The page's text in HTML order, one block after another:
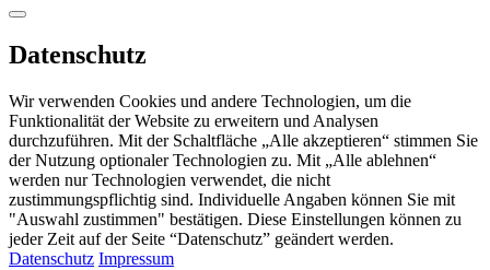
Datenschutz
Wir verwenden Cookies und andere Technologien, um die
Funktionalität der Website zu erweitern und Analysen
durchzuführen. Mit der Schaltfläche „Alle akzeptieren“ stimmen Sie
der Nutzung optionaler Technologien zu. Mit „Alle ablehnen“
werden nur Technologien verwendet, die nicht
zustimmungspflichtig sind. Individuelle Angaben können Sie mit
"Auswahl zustimmen" bestätigen. Diese Einstellungen können zu
jeder Zeit auf der Seite “Datenschutz” geändert werden.
Datenschutz Impressum